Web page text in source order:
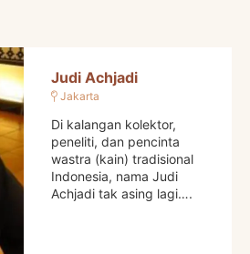
Judi Achjadi
Jakarta
Di kalangan kolektor,
peneliti, dan pencinta
wastra (kain) tradisional
Indonesia, nama Judi
Achjadi tak asing lagi….